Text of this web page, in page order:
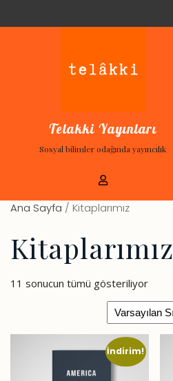
Telakki Yayınları
Sosyal bilimler odağında yayıncılık
Ana Sayfa / Kitaplarımız
Kitaplarımız
11 sonucun tümü gösteriliyor
İndirim!